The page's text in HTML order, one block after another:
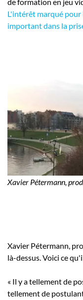
L'intérêt marqué pour
important dans la
Xavier Pétermann,
Xavier Pétermann,
là-dessus. Voici ce
« Il y a tellement de
tellement de